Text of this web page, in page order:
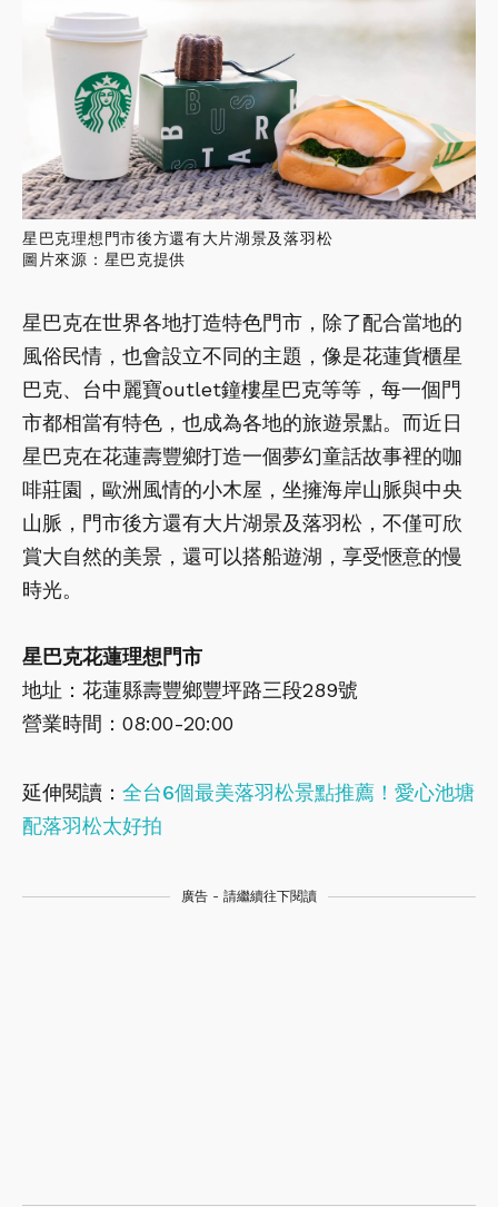
星巴克理想門市後方還有大片湖景及落羽松
圖片來源：星巴克提供
星巴克在世界各地打造特色門市，除了配合當地的
風俗民情，也會設立不同的主題，像是花蓮貨櫃星
巴克、台中麗寶outlet鐘樓星巴克等等，每一個門
市都相當有特色，也成為各地的旅遊景點。而近日
星巴克在花蓮壽豐鄉打造一個夢幻童話故事裡的咖
啡莊園，歐洲風情的小木屋，坐擁海岸山脈與中央
山脈，門市後方還有大片湖景及落羽松，不僅可欣
賞大自然的美景，還可以搭船遊湖，享受愜意的慢
時光。
星巴克花蓮理想門市
地址：花蓮縣壽豐鄉豐坪路三段289號
營業時間：08:00-20:00
延伸閱讀： 全台6個最美落羽松景點推薦！愛心池塘
配落羽松太好拍
廣告 - 請繼續往下閱讀